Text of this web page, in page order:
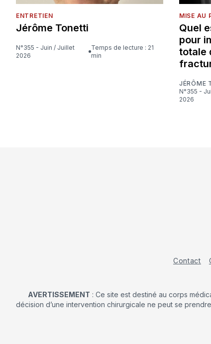
ENTRETIEN
Jérôme Tonetti
N°355 - Juin / Juillet
2026
Temps de lecture : 21
min
MISE AU
Quel
pour
totale
JÉRÔME
N°355 - Juin / Juillet
2026
Contact
AVERTISSEMENT : Ce site est destiné au corps
décision d’une intervention chirurgicale ne peut se